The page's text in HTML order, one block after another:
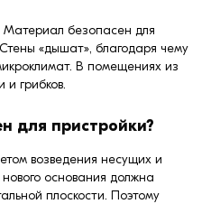
Материал безопасен для
«дышат», благодаря чему
В помещениях из
и грибков.
для пристройки?
возведения несущих и
основания должна
плоскости. Поэтому